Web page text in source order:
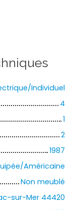
Individuel
4
1
2
1987
Américaine
Non meublé
sur-Mer 44420